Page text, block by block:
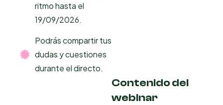
ritmo hasta el
19/09/2026.
Podrás compartir tus
dudas y cuestiones
durante el directo.
Contenido del
webinar